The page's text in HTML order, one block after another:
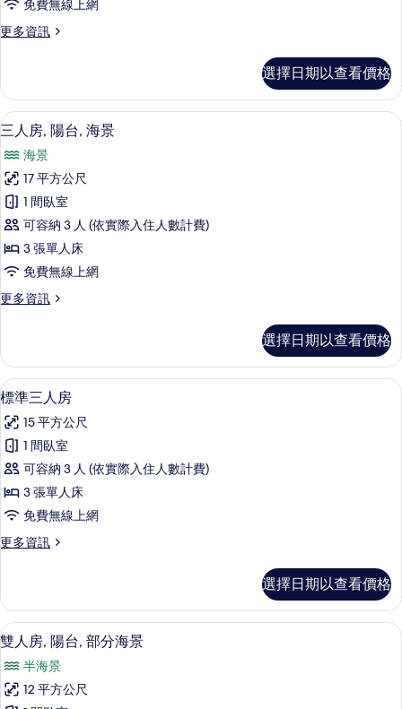
台,
海
(Plus)
的
所
有
相
片
免費無線上網
更多資訊
更
客
房,
陽
海
景
(Plus)
的
詳
情
選擇日期以查看價格
顯
示
三
人
房,
陽
台,
海
景
所
有
相
片
三人房, 陽台, 海景 | 高級寢具、迷你
8
三人房, 陽台, 海景
海景
17 平方公尺
1 間臥室
可容納 3 人 (依實際入住人數計費)
3 張單人床
免費無線上網
更多資訊
更
房,
陽
台,
景
的
情
選擇日期以查看價格
顯
示
標
準
三
人
房
的
有
相
片
高級寢具、迷你吧、客房內保險箱、書
5
標準三人房
15 平方公尺
1 間臥室
可容納 3 人 (依實際入住人數計費)
3 張單人床
免費無線上網
更多資訊
更
三
人
房
詳
情
選擇日期以查看價格
顯
示
雙
人
高級寢具、迷你吧、客房內保險箱、書
5
雙人房, 陽台, 部分海景
半海景
12 平方公尺